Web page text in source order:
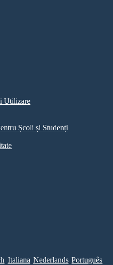
Utilizare
Școli și Studenți
Italiana Nederlands Português